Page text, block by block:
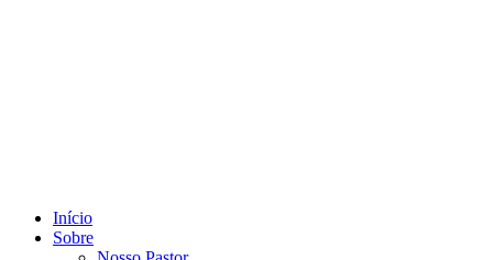
Início
Sobre